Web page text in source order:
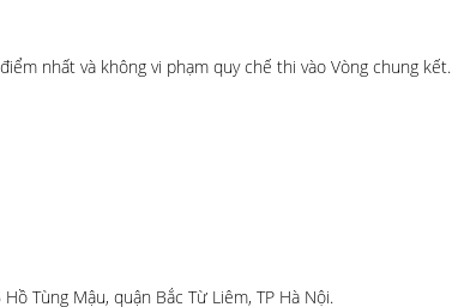
nhất và không vi phạm quy chế thi vào Vòng chung kết.
Tùng Mậu, quận Bắc Từ Liêm, TP Hà Nội.